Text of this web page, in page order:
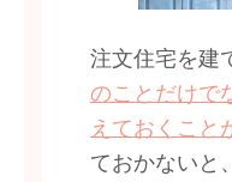
注文住宅を建
のことだけで
えておくこと
ておかないと